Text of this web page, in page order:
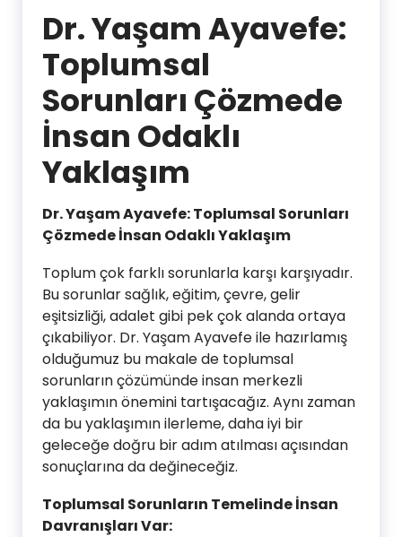
Dr. Yaşam Ayavefe:
Toplumsal
Sorunları Çözmede
İnsan Odaklı
Yaklaşım
Dr. Yaşam Ayavefe: Toplumsal Sorunları
Çözmede İnsan Odaklı Yaklaşım
Toplum çok farklı sorunlarla karşı karşıyadır.
Bu sorunlar sağlık, eğitim, çevre, gelir
eşitsizliği, adalet gibi pek çok alanda ortaya
çıkabiliyor. Dr. Yaşam Ayavefe ile hazırlamış
olduğumuz bu makale de toplumsal
sorunların çözümünde insan merkezli
yaklaşımın önemini tartışacağız. Aynı zaman
da bu yaklaşımın ilerleme, daha iyi bir
geleceğe doğru bir adım atılması açısından
sonuçlarına da değineceğiz.
Toplumsal Sorunların Temelinde İnsan
Davranışları Var: